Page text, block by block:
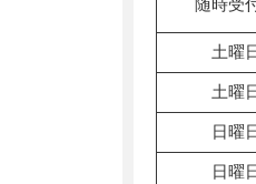
随時受
土曜
土曜
日曜
日曜